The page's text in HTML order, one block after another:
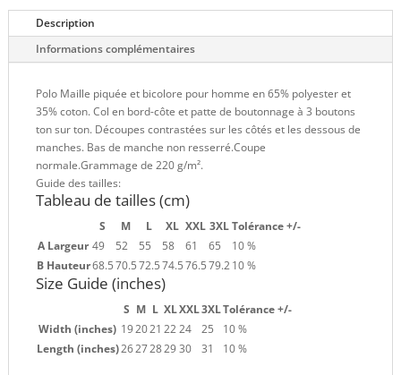
Description
Informations complémentaires
Polo Maille piquée et bicolore pour homme en 65% polyester et
35% coton. Col en bord-côte et patte de boutonnage à 3 boutons
ton sur ton. Découpes contrastées sur les côtés et les dessous de
manches. Bas de manche non resserré.Coupe
normale.Grammage de 220 g/m².
Guide des tailles:
Tableau de tailles (cm)
S M L XL XXL 3XLTolérance +/-
A Largeur 49 52 55 58 61 65
10 %
B Hauteur68.570.572.574.576.579.210 %
Size Guide (inches)
S M L XLXXL3XLTolérance +/-
Width (inches) 192021 2224 25
10 %
Length (inches)2627282930 31 10 %